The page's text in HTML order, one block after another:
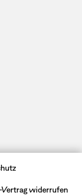
Vertrag widerrufen